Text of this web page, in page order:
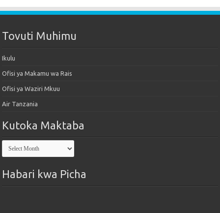
Tovuti Muhimu
Ikulu
Ofisi ya Makamu wa Rais
Ofisi ya Waziri Mkuu
Air Tanzania
Kutoka Maktaba
Kutoka
Maktaba
Habari kwa Picha